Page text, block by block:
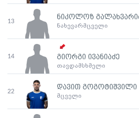
13
ნიკოლოზ
ნახევარმცველი
14 გიორგი ივანიაძე
თავდამსხმელი
22
დავით გოგოტიშვილი
მცველი